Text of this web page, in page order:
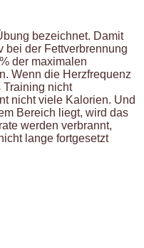
bezeichnet. Damit
bei der Fettverbrennung
der maximalen
Wenn die Herzfrequenz
Training nicht
nicht viele Kalorien. Und
Bereich liegt, wird das
werden verbrannt,
lange fortgesetzt